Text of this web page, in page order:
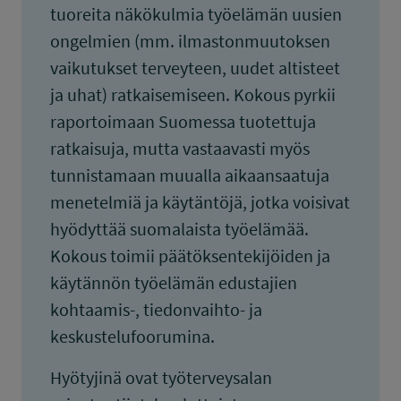
tuoreita näkökulmia työelämän uusien
ongelmien (mm. ilmastonmuutoksen
vaikutukset terveyteen, uudet altisteet
ja uhat) ratkaisemiseen. Kokous pyrkii
raportoimaan Suomessa tuotettuja
ratkaisuja, mutta vastaavasti myös
tunnistamaan muualla aikaansaatuja
menetelmiä ja käytäntöjä, jotka voisivat
hyödyttää suomalaista työelämää.
Kokous toimii päätöksentekijöiden ja
käytännön työelämän edustajien
kohtaamis-, tiedonvaihto- ja
keskustelufoorumina.
Hyötyjinä ovat työterveysalan